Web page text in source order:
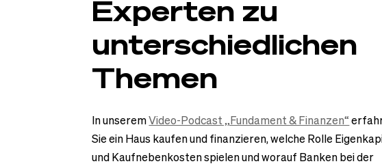
Experten zu
unterschiedlichen
Themen
In unseremVideo-Podcast „Fundament & Finanzen“
Sie ein Haus kaufen und finanzieren, welche Rolle
und Kaufnebenkosten spielen und worauf Banken bei der